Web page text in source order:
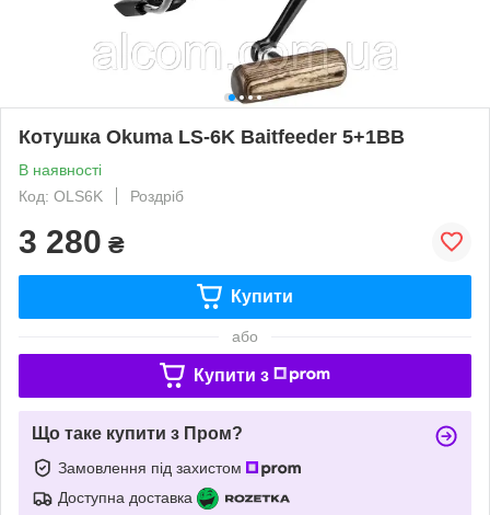
Котушка Okuma LS-6K Baitfeeder 5+1BB
В наявності
Код: OLS6K
Роздріб
3 280 ₴
Купити
або
Купити з
Що таке купити з Пром?
Замовлення під захистом
Доступна доставка